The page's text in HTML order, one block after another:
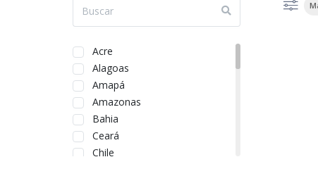
Acre
Alagoas
Amapá
Amazonas
Bahia
Ceará
Chile